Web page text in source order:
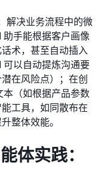
解决业务流程中的微
手能根据客户画像
术，甚至自动插入
以自动提炼沟通要
在风险点）；在创
（如根据产品参数
工具，如同散布在
整体效能。
体实践：